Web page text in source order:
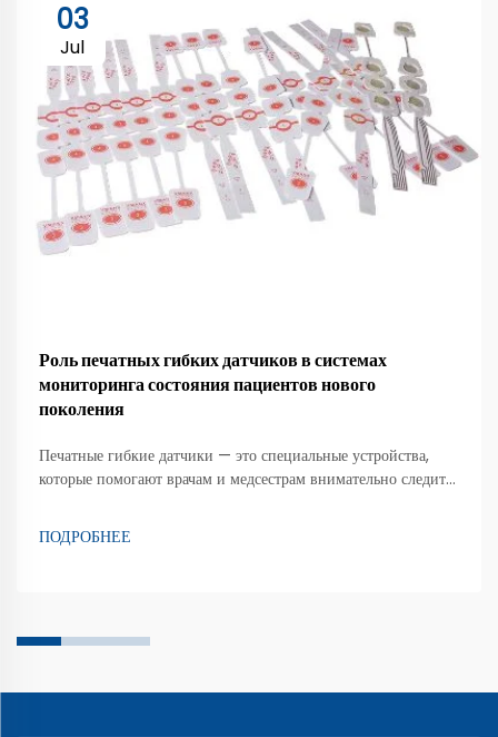
03
Jul
Роль печатных гибких датчиков в системах
мониторинга состояния пациентов нового
поколения
Печатные гибкие датчики — это специальные устройства,
которые помогают врачам и медсестрам внимательно следить
использования в самых разных ситуациях. Их можно
ПОДРОБНЕЕ